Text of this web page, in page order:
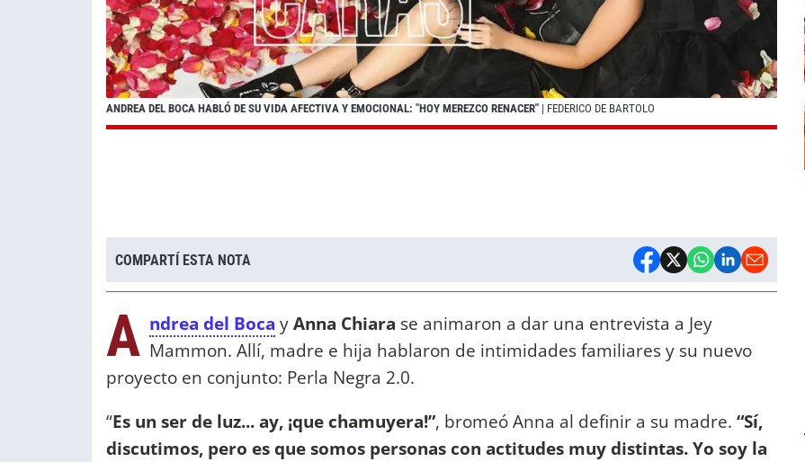
ANDREA DEL BOCA HABLÓ DE SU VIDA AFECTIVA Y EMOCIONAL: "HOY MEREZCO RENACER" | FEDERICO DE BARTOLO
COMPARTÍ ESTA NOTA
A ndrea del Boca yAnna Chiara se animaron a dar una entrevista a Jey
Mammon. Allí, madre e hija hablaron de intimidades familiares y su nuevo
proyecto en conjunto: Perla Negra 2.0.
“Es un ser de luz... ay, ¡que chamuyera!”, bromeó Anna al definir a su madre. “Sí,
discutimos, pero es que somos personas con actitudes muy distintas. Yo soy la